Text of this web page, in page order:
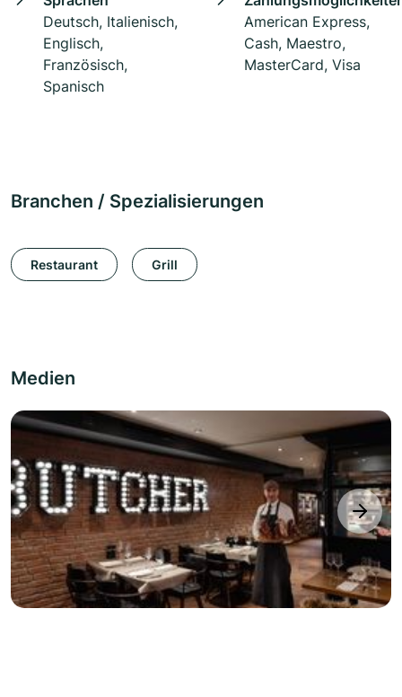
Deutsch, Italienisch,
Englisch,
Französisch,
Spanisch
American Express,
Cash, Maestro,
MasterCard, Visa
Branchen / Spezialisierungen
Restaurant Grill
Medien
next